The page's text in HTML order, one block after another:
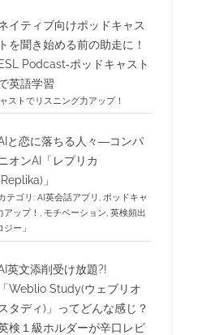
イティブ向けポッドキャス
トを聞き始める前の助走に！
ESL Podcast‐ポッドキャスト
英語学習
ストでリスニング力アップ！
と恋に落ちる人々―コンパ
ニオンAI「レプリカ
」
テゴリ: AI英会話アプリ , ポッドキャ
ップ！ , モチベーション, 英検頻出
ー」
英文添削受け放題?!
「Weblio Study(ウェブリオ
スタディ)」ってどんな感じ？
検１級ホルダーが辛口レビ